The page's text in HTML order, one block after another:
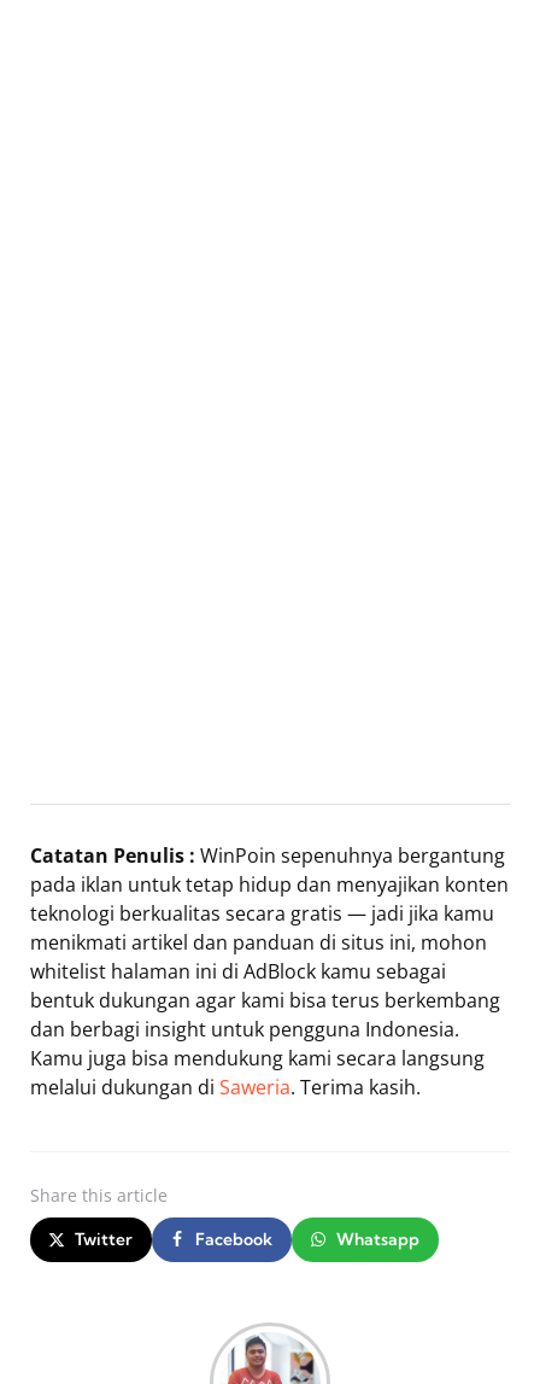
Catatan Penulis : WinPoin sepenuhnya bergantung
pada iklan untuk tetap hidup dan menyajikan konten
teknologi berkualitas secara gratis — jadi jika kamu
menikmati artikel dan panduan di situs ini, mohon
whitelist halaman ini di AdBlock kamu sebagai
bentuk dukungan agar kami bisa terus berkembang
dan berbagi insight untuk pengguna Indonesia.
Kamu juga bisa mendukung kami secara langsung
melalui dukungan di Saweria. Terima kasih.
Share this article
Twitter Facebook Whatsapp